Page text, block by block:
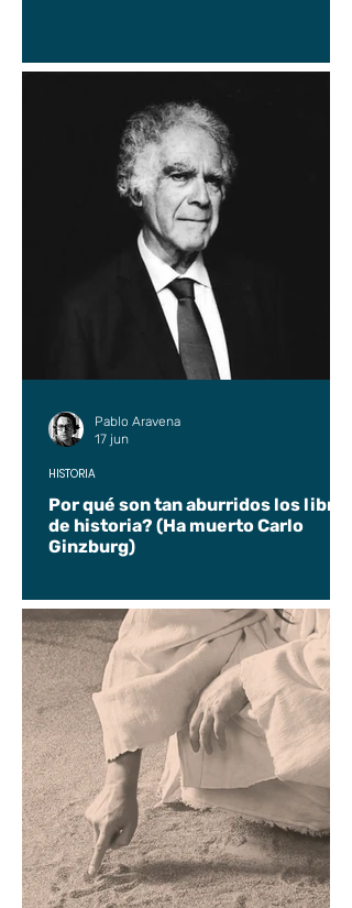
Por qué son tan aburridos los libros
de historia? (Ha muerto Carlo
Ginzburg)
HISTORIA
Pablo Aravena
17 jun